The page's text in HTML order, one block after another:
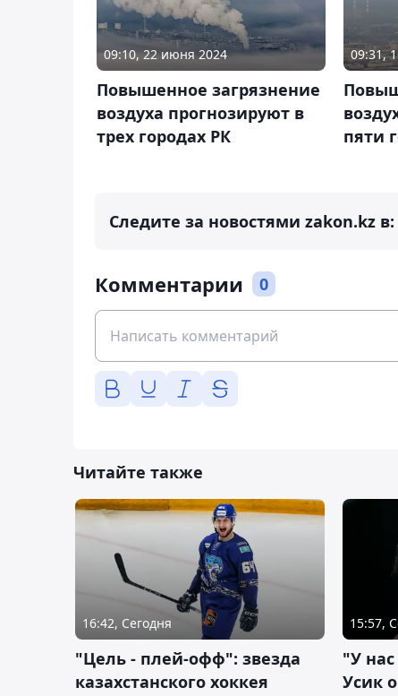
09:10, 22 июня 2024
Повышенное загрязнение
воздуха прогнозируют в
трех городах РК
09:31,
пяти
Следите за новостями zakon.kz в:
Комментарии 0
Читайте также
16:42, Сегодня
"Цель - плей-офф": звезда
казахстанского хоккея
15:57,
"У
Усик